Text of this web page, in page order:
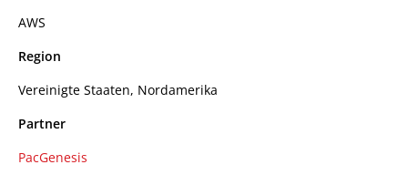
AWS
Region
Vereinigte Staaten, Nordamerika
Partner
PacGenesis